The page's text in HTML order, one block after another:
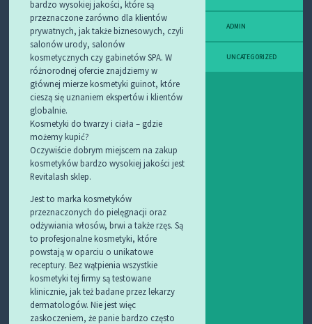
bardzo wysokiej jakości, które są
przeznaczone zarówno dla klientów
prywatnych, jak także biznesowych, czyli
salonów urody, salonów
kosmetycznych czy gabinetów SPA. W
różnorodnej ofercie znajdziemy w
głównej mierze kosmetyki guinot, które
cieszą się uznaniem ekspertów i klientów
globalnie.
Kosmetyki do twarzy i ciała – gdzie
możemy kupić?
Oczywiście dobrym miejscem na zakup
kosmetyków bardzo wysokiej jakości jest
Revitalash sklep.
Jest to marka kosmetyków
przeznaczonych do pielęgnacji oraz
odżywiania włosów, brwi a także rzęs. Są
to profesjonalne kosmetyki, które
powstają w oparciu o unikatowe
receptury. Bez wątpienia wszystkie
kosmetyki tej firmy są testowane
klinicznie, jak też badane przez lekarzy
dermatologów. Nie jest więc
zaskoczeniem, że panie bardzo często
ADMIN
UNCATEGORIZED